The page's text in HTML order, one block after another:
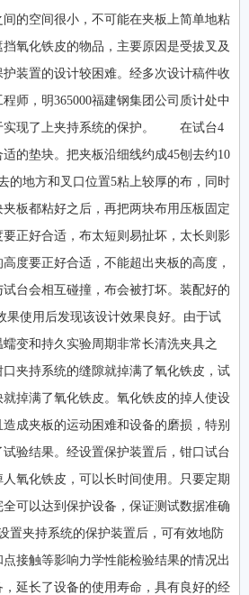
的空间很小，不可能在夹板上简单地粘
挡氧化铁皮的物品，主要原因是受拔叉及
装置的设计较困难。经多次设计稿件收
师，明365000福建钢集团公司质计处中
实现了上夹持系统的保护。 在试台4
的垫块。把夹板沿细线约成45刨去约10
的地方和叉口位置5粘上较厚的布，同时
板都粘好之后，再把两块布用压板固定
正好合适，布太短则易扯坏，太长则影
度要正好合适，不能超出夹板的高度，
台会相互碰撞，布会被打坏。装配好的
使用后发现该设计效果良好。由于试
变和持久实验周期非常长清洗夹具之
夹持系统的缝隙就掉满了氧化铁皮，试
掉满了氧化铁皮。氧化铁皮的掉人使设
成夹板的运动困难和设备的磨损，特别
验结果。经设置保护装置后，钳口试台
氧化铁皮，可以长时间使用。只要定期
可以达到保护设备，保证测试数据准确
夹持系统的保护装置后，可有效地防
接触等影响力学性能检验结果的情况出
延长了设备的使用寿命，具有良好的经